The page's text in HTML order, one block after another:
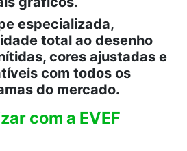
especializada,
total ao desenho
cores ajustadas e
com todos os
do mercado.
com a EVEF